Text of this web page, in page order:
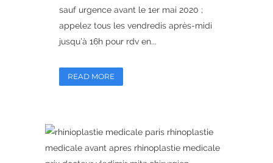
sauf urgence avant le 1er mai 2020 ;
appelez tous les vendredis après-midi
jusqu’à 16h pour rdv en...
READ MORE